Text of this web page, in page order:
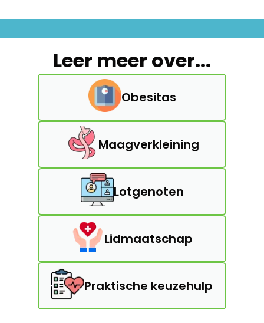
Leer meer over...
Obesitas
Maagverkleining
Lotgenoten
Lidmaatschap
Praktische keuzehulp